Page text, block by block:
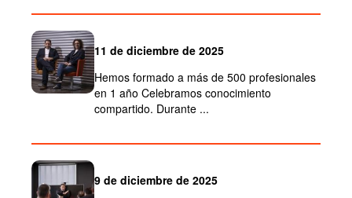
11 de diciembre de 2025
Hemos formado a más de 500 profesionales
en 1 año Celebramos conocimiento
compartido. Durante ...
9 de diciembre de 2025